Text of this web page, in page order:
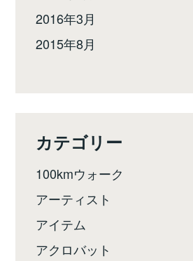
2016年3月
2015年8月
カテゴリー
100kmウォーク
アーティスト
アイテム
アクロバット